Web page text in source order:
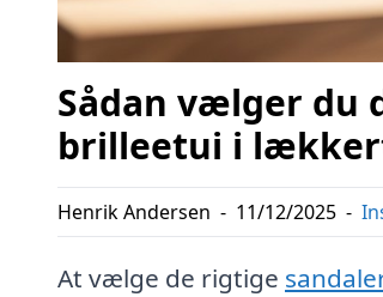
Sådan vælger du
brilleetui i
Henrik Andersen - 11/12/2025 -
At vælge de rigtige